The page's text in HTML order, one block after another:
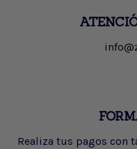
Realiza tus pagos con